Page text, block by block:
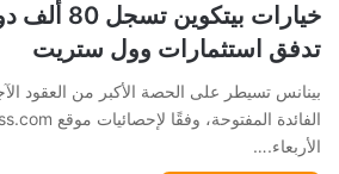
خيارات
تدفق استثمارات وول ستريت
بينانس تسيطر على الحصة الأكبر من العقود
الأربعاء.…